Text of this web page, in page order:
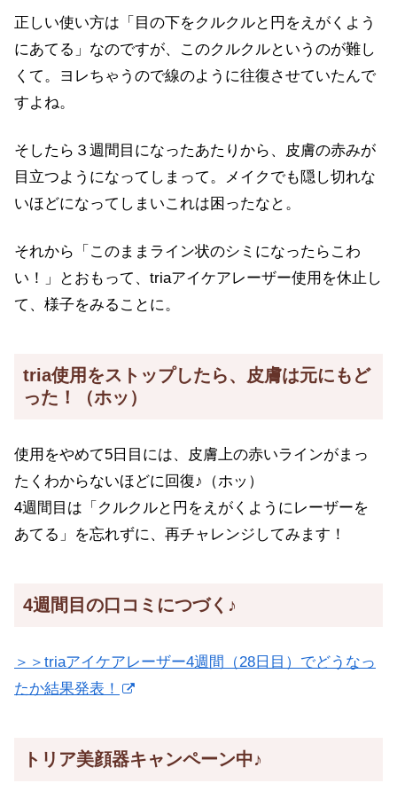
正しい使い方は「目の下をクルクルと円をえがくよう
にあてる」なのですが、このクルクルというのが難し
くて。ヨレちゃうので線のように往復させていたんで
すよね。
そしたら３週間目になったあたりから、皮膚の赤みが
目立つようになってしまって。メイクでも隠し切れな
いほどになってしまいこれは困ったなと。
それから「このままライン状のシミになったらこわ
い！」とおもって、triaアイケアレーザー使用を休止し
て、様子をみることに。
tria使用をストップしたら、皮膚は元にもど
った！（ホッ）
使用をやめて5日目には、皮膚上の赤いラインがまっ
たくわからないほどに回復♪（ホッ）
4週間目は「クルクルと円をえがくようにレーザーを
あてる」を忘れずに、再チャレンジしてみます！
4週間目の口コミにつづく♪
＞＞triaアイケアレーザー4週間（28日目）でどうなっ
たか結果発表！
トリア美顔器キャンペーン中♪